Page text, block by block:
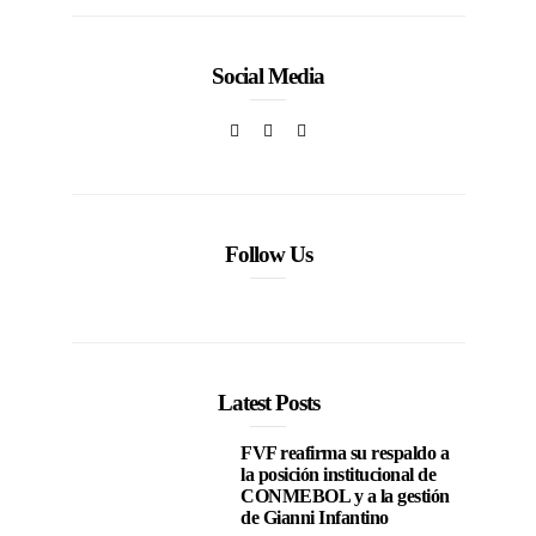
Social Media
Follow Us
Latest Posts
FVF reafirma su respaldo a
la posición institucional de
CONMEBOL y a la gestión
de Gianni Infantino